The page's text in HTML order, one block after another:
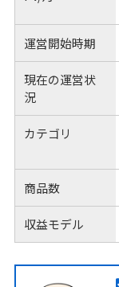
運営開始時期
現在の運営状
況
カテゴリ
商品数
収益モデル